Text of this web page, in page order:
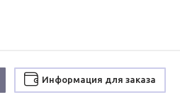
Информация для заказа